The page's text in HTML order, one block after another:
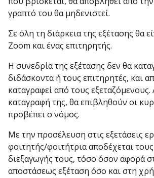
γραπτό του θα μηδενιστεί.
Σε όλη τη διάρκεια της εξέτασης θα
Zoom και ένας επιτηρητής.
Η συνεδρία της εξέτασης δεν θα
διδάσκοντα ή τους επιτηρητές, και
καταγραφεί από τους εξεταζόμενους.
καταγραφή της, θα επιβληθούν οι
προβέπει ο νόμος.
Με την προσέλευση στις εξετάσεις
φοιτητής/φοιτήτρια αποδέχεται
διεξαγωγής τους, τόσο όσον αφορά
αποστάσεως εξέταση όσο και στη